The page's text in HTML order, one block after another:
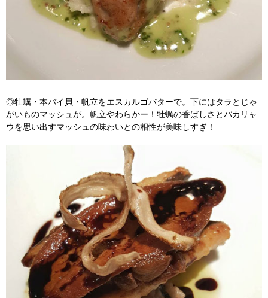
◎牡蠣・本バイ貝・帆立をエスカルゴバターで。下にはタラとじゃ
がいものマッシュが。帆立やわらかー！牡蠣の香ばしさとバカリャ
ウを思い出すマッシュの味わいとの相性が美味しすぎ！